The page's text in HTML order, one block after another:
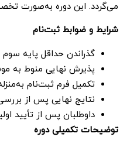
می‌گردد. این دوره به‌صورت
شرایط و ضوابط ثبت‌نام
گذراندن حداقل پایه
پذیرش نهایی منوط به
تکمیل فرم ثبت‌نام
نتایج نهایی پس از
داوطلبان پس از تأیید
توضیحات تکمیلی دوره